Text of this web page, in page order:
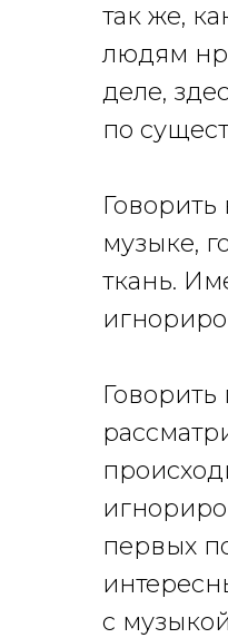
так же,
людям
деле,
по
музыке,
ткань.
первых
с